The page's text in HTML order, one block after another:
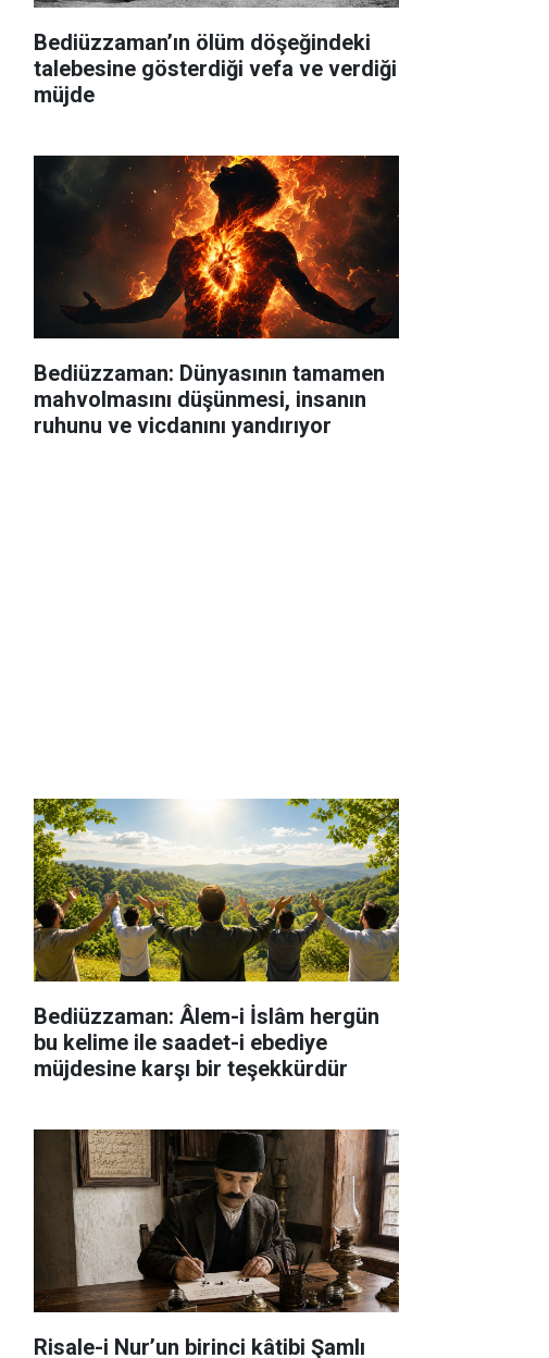
Bediüzzaman’ın ölüm döşeğindeki
talebesine gösterdiği vefa ve verdiği
müjde
Bediüzzaman: Dünyasının tamamen
mahvolmasını düşünmesi, insanın
ruhunu ve vicdanını yandırıyor
Bediüzzaman: Âlem-i İslâm hergün
bu kelime ile saadet-i ebediye
müjdesine karşı bir teşekkürdür
Risale-i Nur’un birinci kâtibi Şamlı